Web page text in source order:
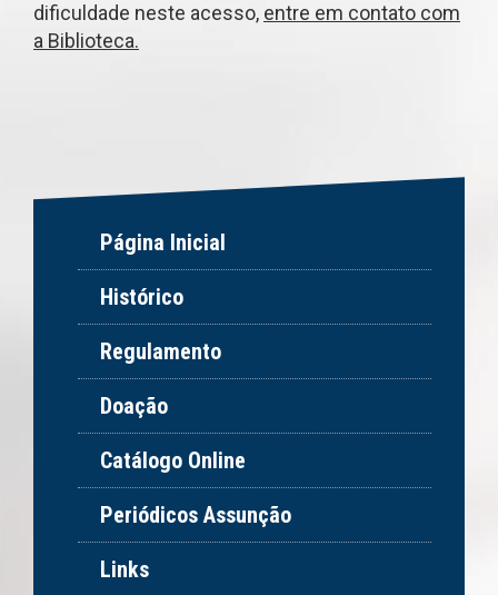
dificuldade neste acesso, entre em contato com
a Biblioteca.
Página Inicial
Histórico
Regulamento
Doação
Catálogo Online
Periódicos Assunção
Links